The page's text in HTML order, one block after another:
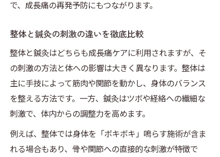
で、成長痛の再発予防にもつながります。
整体と鍼灸の刺激の違いを徹底比較
整体と鍼灸はどちらも成長痛ケアに利用されますが、そ
の刺激の方法と体への影響は大きく異なります。整体は
主に手技によって筋肉や関節を動かし、身体のバランス
を整える方法です。一方、鍼灸はツボや経絡への繊細な
刺激で、体内からの調整力を高めます。
例えば、整体では身体を「ボキボキ」鳴らす施術が含ま
れる場合もあり、骨や関節への直接的な刺激が特徴で